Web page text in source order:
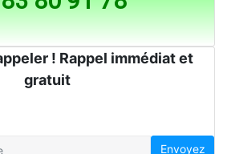
! Rappel immédiat et
gratuit
Envoyez